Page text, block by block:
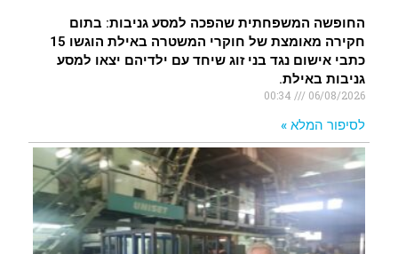
החופשה המשפחתית שהפכה למסע גניבות: בתום
חקירה מאומצת של חוקרי המשטרה באילת הוגשו 15
כתבי אישום נגד בני זוג שיחד עם ילדיהם יצאו למסע
גניבות באילת.
06/08/2026
לסיפור המלא »